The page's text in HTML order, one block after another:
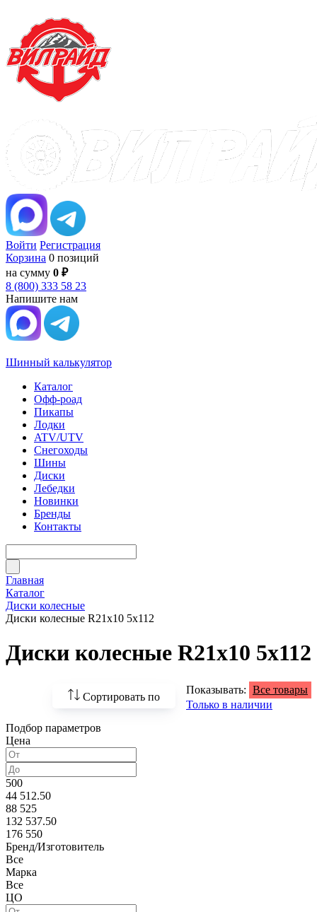
Войти Регистрация
Корзина 0 позиций
на сумму 0 ₽
8 (800) 333 58 23
Напишите нам
Шинный калькулятор
Каталог
Офф-роад
Пикапы
Лодки
ATV/UTV
Снегоходы
Шины
Диски
Лебедки
Новинки
Бренды
Контакты
Главная
Каталог
Диски колесные
Диски колесные R21x10 5x112
Диски колесные R21x10 5x112
Сортировать по
По возрастанию
По популярности
Показывать: Все товары
Только в наличии
Подбор параметров
Цена
500
44 512.50
88 525
132 537.50
176 550
Бренд/Изготовитель
Все
Марка
Все
ЦО